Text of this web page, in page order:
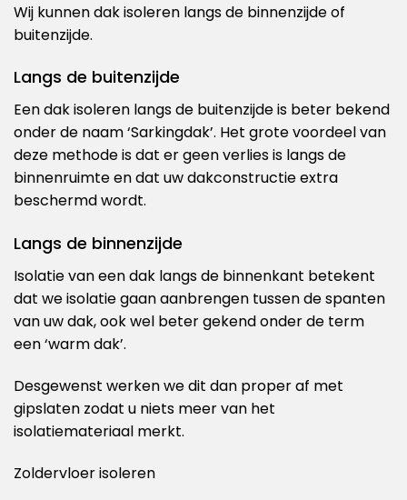
Wij kunnen dak isoleren langs de binnenzijde of
buitenzijde.
Langs de buitenzijde
Een dak isoleren langs de buitenzijde is beter bekend
onder de naam ‘Sarkingdak’. Het grote voordeel van
deze methode is dat er geen verlies is langs de
binnenruimte en dat uw dakconstructie extra
beschermd wordt.
Langs de binnenzijde
Isolatie van een dak langs de binnenkant betekent
dat we isolatie gaan aanbrengen tussen de spanten
van uw dak, ook wel beter gekend onder de term
een ‘warm dak’.
Desgewenst werken we dit dan proper af met
gipslaten zodat u niets meer van het
isolatiemateriaal merkt.
Zoldervloer isoleren